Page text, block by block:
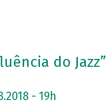
do Jazz”
- 19h